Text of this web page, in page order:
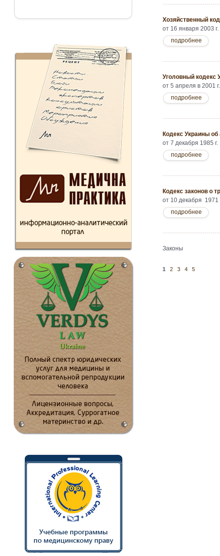
Хозяйственный
от 16 января 2003
подробнее
Уголовный кодекс
от 5 апреля в 2001
подробнее
Кодекс Украины
от 7 декабря 1985
подробнее
Кодекс законов о
от 10 декабря 1971
подробнее
Законы
1 2 3 4 5